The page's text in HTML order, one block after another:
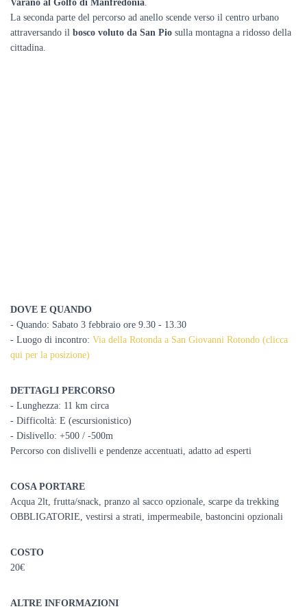
Varano al Golfo di Manfredonia.
La seconda parte del percorso ad anello scende verso il centro urbano
attraversando il bosco voluto da San Pio sulla montagna a ridosso della
cittadina.
DOVE E QUANDO
- Quando: Sabato 3 febbraio ore 9.30 - 13.30
- Luogo di incontro: Via della Rotonda a San Giovanni Rotondo (clicca
qui per la posizione)
DETTAGLI PERCORSO
- Lunghezza: 11 km circa
- Difficoltà: E (escursionistico)
- Dislivello: +500 / -500m
Percorso con dislivelli e pendenze accentuati, adatto ad esperti
COSA PORTARE
Acqua 2lt, frutta/snack, pranzo al sacco opzionale, scarpe da trekking
OBBLIGATORIE, vestirsi a strati, impermeabile, bastoncini opzionali
COSTO
20€
ALTRE INFORMAZIONI